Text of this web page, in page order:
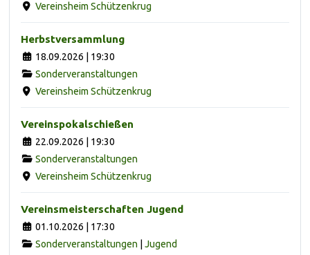
Vereinsheim Schützenkrug
Herbstversammlung
18.09.2026 | 19:30
Sonderveranstaltungen
Vereinsheim Schützenkrug
Vereinspokalschießen
22.09.2026 | 19:30
Sonderveranstaltungen
Vereinsheim Schützenkrug
Vereinsmeisterschaften Jugend
01.10.2026 | 17:30
Sonderveranstaltungen
Jugend